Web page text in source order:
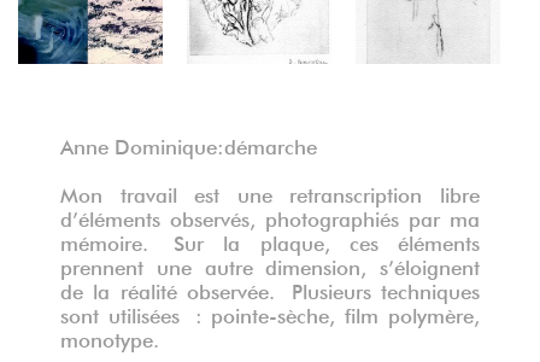
Sans titre, gravure à la pointe sèche
Sans titre, acrylique sur toile
Anne Dominique:démarche
Mon travail est une retranscription libre
d’éléments observés, photographiés par ma
mémoire. Sur la plaque, ces éléments
prennent une autre dimension, s’éloignent
de la réalité observée. Plusieurs techniques
sont utilisées : pointe-sèche, film polymère,
monotype.